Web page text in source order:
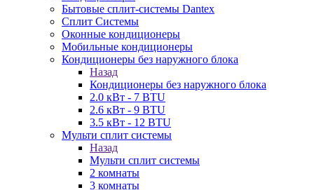
Бытовые сплит-системы Dantex
Сплит Системы
Оконные кондиционеры
Мобильные кондиционеры
Кондиционеры без наружного блока
Назад
Кондиционеры без наружного блока
2.0 кВт - 7 BTU
2.6 кВт - 9 BTU
3.5 кВт - 12 BTU
Мульти сплит системы
Назад
Мульти сплит системы
2 комнаты
3 комнаты